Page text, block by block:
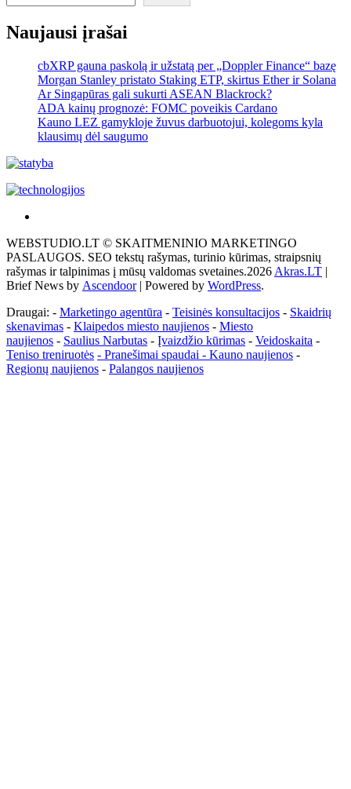
Naujausi įrašai
cbXRP gauna paskolą ir užstatą per „Doppler Finance“ bazę
Morgan Stanley pristato Staking ETP, skirtus Ether ir Solana
Ar Singapūras gali sukurti ASEAN Blackrock?
ADA kainų prognozė: FOMC poveikis Cardano
Kauno LEZ gamykloje žuvus darbuotojui, kolegoms kyla
klausimų dėl saugumo
tai
žemės
ploto
matavimo
Pagrindinis
WEBSTUDIO.LT © SKAITMENINIO MARKETINGO
PASLAUGOS. SEO tekstų rašymas, turinio kūrimas, straipsnių
rašymas ir talpinimas į mūsų valdomas svetaines.2026 Akras.LT |
Brief News by Ascendoor| Powered by WordPress.
Draugai: - Marketingo agentūra - Teisinės konsultacijos - Skaidrių
skenavimas - Klaipedos miesto naujienos - Miesto
naujienos - Saulius Narbutas - Įvaizdžio kūrimas - Veidoskaita -
Teniso treniruotės - Pranešimai spaudai - Kauno naujienos -
Regionų naujienos - Palangos naujienos